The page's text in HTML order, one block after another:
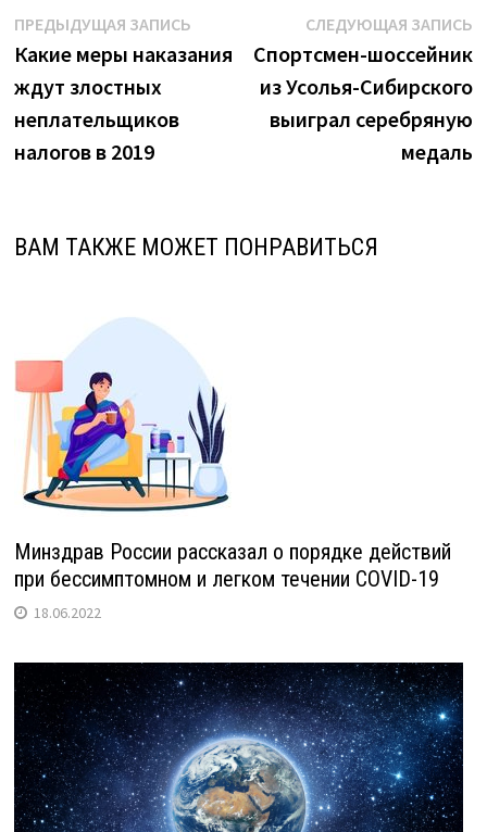
Навигация
по
записям
ПРЕДЫДУЩАЯ ЗАПИСЬПредыдущая
запись:
Какие меры наказания
ждут злостных
неплательщиков
налогов в 2019
СЛЕДУЮЩАЯ ЗАПИСЬ
Спортсмен-шоссейник
из Усолья-Сибирского
выиграл серебряную
медаль
ВАМ ТАКЖЕ МОЖЕТ ПОНРАВИТЬСЯ
Минздрав России рассказал о порядке действий
при бессимптомном и легком течении COVID-19
18.06.2022